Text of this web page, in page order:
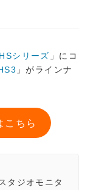
HSシリーズ 」にコ
」がラインナ
こちら
タジオモニタ